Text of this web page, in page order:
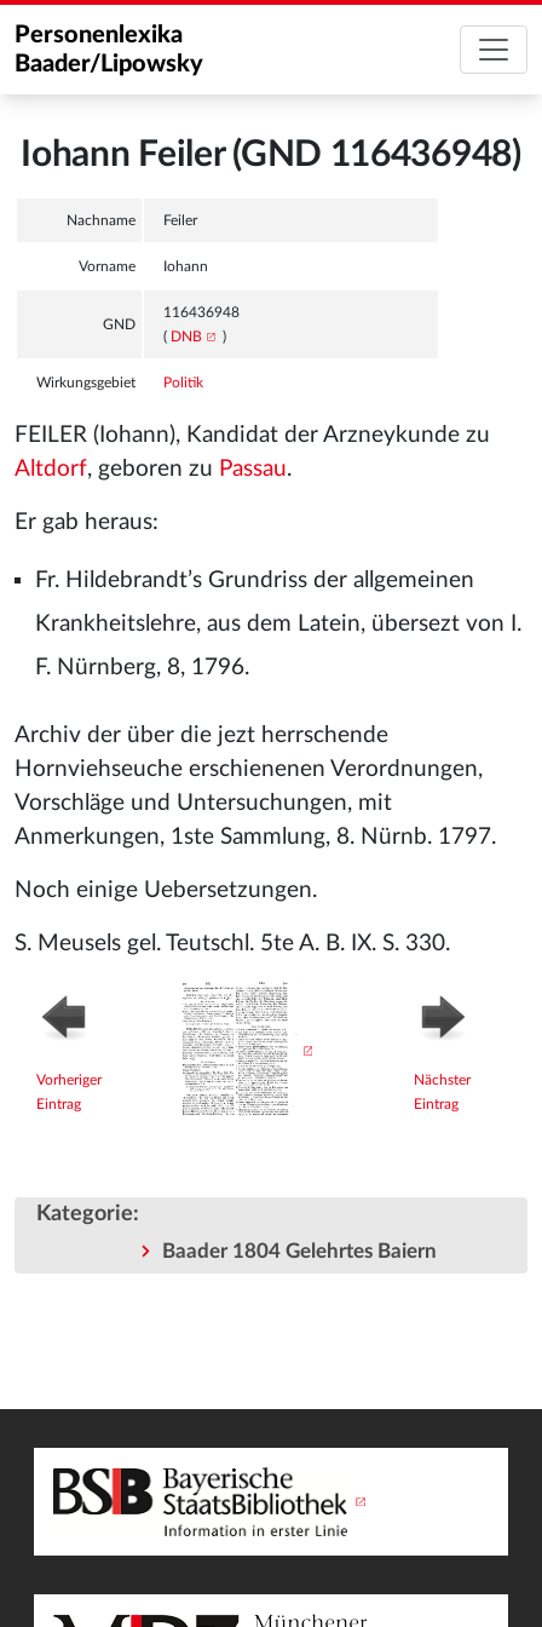
Personenlexika
Baader/Lipowsky
Iohann Feiler (GND 116436948)
Nachname Feiler
Vorname Iohann
GND
116436948
( DNB )
Wirkungsgebiet Politik
FEILER (Iohann), Kandidat der Arzneykunde zu
Altdorf, geboren zu Passau.
Er gab heraus:
Fr. Hildebrandt’s Grundriss der allgemeinen
Krankheitslehre, aus dem Latein, übersezt von I.
F. Nürnberg, 8, 1796.
Archiv der über die jezt herrschende
Hornviehseuche erschienenen Verordnungen,
Vorschläge und Untersuchungen, mit
Anmerkungen, 1ste Sammlung, 8. Nürnb. 1797.
Noch einige Uebersetzungen.
S. Meusels gel. Teutschl. 5te A. B. IX. S. 330.
Vorheriger
Eintrag
Nächster
Eintrag
Kategorie:
Baader 1804 Gelehrtes Baiern